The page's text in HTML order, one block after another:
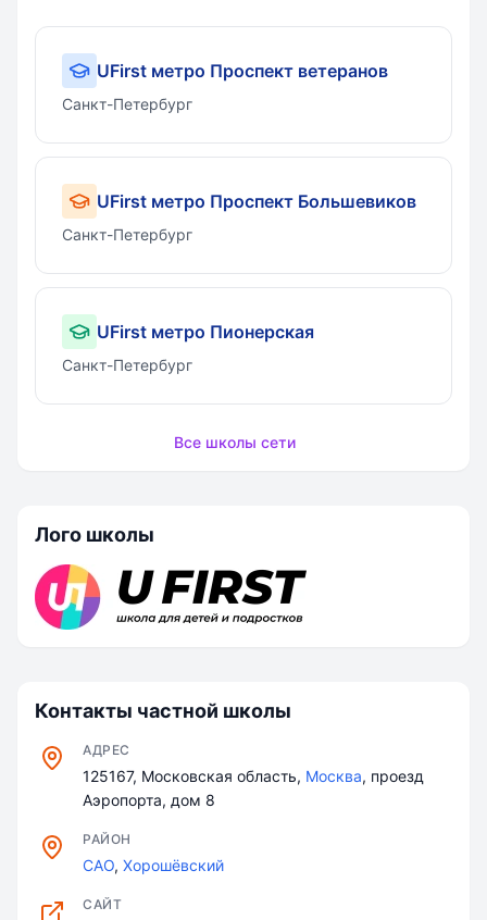
UFirst метро Проспект ветеранов
Санкт-Петербург
UFirst метро Проспект Большевиков
Санкт-Петербург
UFirst метро Пионерская
Санкт-Петербург
Все школы сети
Лого школы
Контакты частной школы
АДРЕС
​125167, Московская область, Москва, проезд
Аэропорта, дом 8
РАЙОН
САО, Хорошёвский
САЙТ